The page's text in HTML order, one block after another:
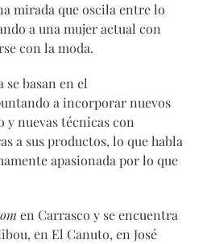
mirada que oscila entre lo
a una mujer actual con
con la moda.
se basan en el
a incorporar nuevos
y nuevas técnicas con
a sus productos, lo que habla
apasionada por lo que
en Carrasco y se encuentra
en El Canuto, en José